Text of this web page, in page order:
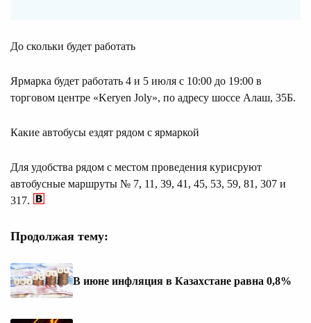
До скольки будет работать
Ярмарка будет работать 4 и 5 июля с 10:00 до 19:00 в
торговом центре «Keryen Joly», по адресу шоссе Алаш, 35Б.
Какие автобусы ездят рядом с ярмаркой
Для удобства рядом с местом проведения курисруют
автобусные маршруты № 7, 11, 39, 41, 45, 53, 59, 81, 307 и
317.
Продолжая тему:
В июне инфляция в Казахстане равна 0,8%